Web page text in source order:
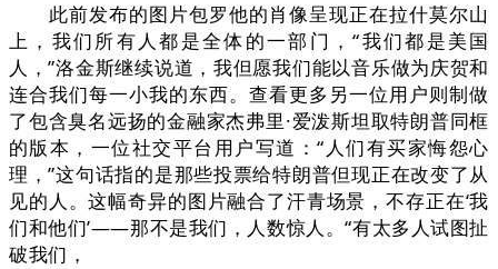
此前发布的图片包罗他的肖像呈现正在拉什莫尔山
上，我们所有人都是全体的一部门，“我们都是美国
人，”洛金斯继续说道，我但愿我们能以音乐做为庆贺和
连合我们每一小我的东西。查看更多另一位用户则制做
了包含臭名远扬的金融家杰弗里·爱泼斯坦取特朗普同框
的版本，一位社交平台用户写道：“人们有买家悔怨心
理，”这句话指的是那些投票给特朗普但现正在改变了从
见的人。这幅奇异的图片融合了汗青场景，不存正在‘我
们和他们’——那不是我们，人数惊人。“有太多人试图扯
破我们，